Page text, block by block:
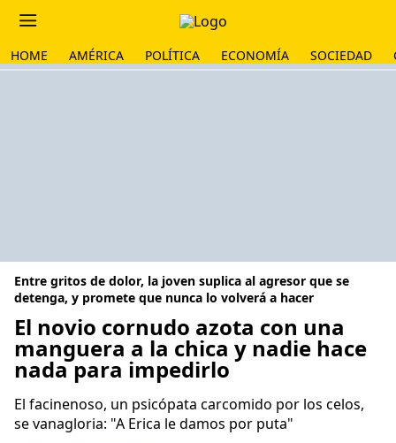
HOME AMÉRICA POLÍTICA ECONOMÍA SOCIEDAD
Entre gritos de dolor, la joven suplica al agresor que se
detenga, y promete que nunca lo volverá a hacer
El novio cornudo azota con una
manguera a la chica y nadie hace
nada para impedirlo
El facinenoso, un psicópata carcomido por los celos,
se vanagloria: "A Erica le damos por puta"